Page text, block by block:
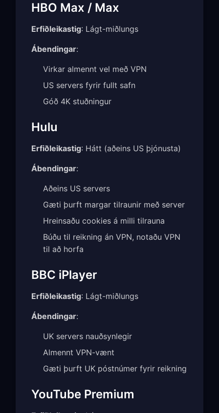
HBO Max / Max
Erfiðleikastig: Lágt-miðlungs
Ábendingar:
Virkar almennt vel með VPN
US servers fyrir fullt safn
Góð 4K stuðningur
Hulu
Erfiðleikastig: Hátt (aðeins US þjónusta)
Ábendingar:
Aðeins US servers
Gæti þurft margar tilraunir með server
Hreinsaðu cookies á milli tilrauna
Búðu til reikning án VPN, notaðu VPN
til að horfa
BBC iPlayer
Erfiðleikastig: Lágt-miðlungs
Ábendingar:
UK servers nauðsynlegir
Almennt VPN-vænt
Gæti þurft UK póstnúmer fyrir reikning
YouTube Premium